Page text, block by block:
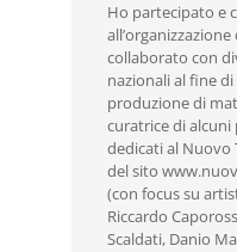
Ho partecipato e
collaborato con
nazionali al fine
produzione di
curatrice di
dedicati al Nuovo
del sito
(con focus su
Riccardo
Scaldati, Danio